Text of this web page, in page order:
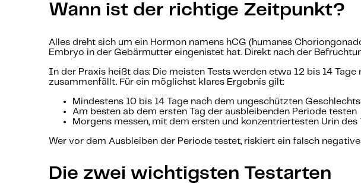
Wann ist der richtige Zeitpunkt?
Alles dreht sich um ein Hormon namens hCG (humanes
Embryo in der Gebärmutter eingenistet hat. Direkt nach der
In der Praxis heißt das: Die meisten Tests werden etwa 12 bis 14
zusammenfällt. Für ein möglichst klares Ergebnis gilt:
Mindestens 10 bis 14 Tage nach dem ungeschützten
Am besten ab dem ersten Tag der ausbleibenden Periode testen
Morgens messen, mit dem ersten und konzentriertesten Urin des
Wer vor dem Ausbleiben der Periode testet, riskiert ein falsch
Die zwei wichtigsten Testarten